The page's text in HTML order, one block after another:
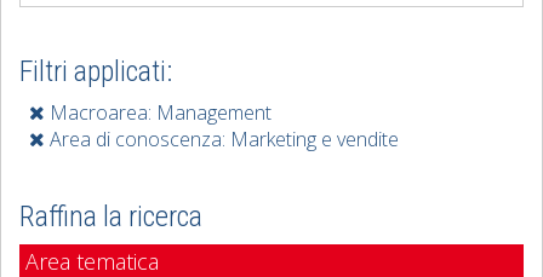
Filtri applicati:
Macroarea: Management
Area di conoscenza: Marketing e vendite
Raffina la ricerca
Area tematica